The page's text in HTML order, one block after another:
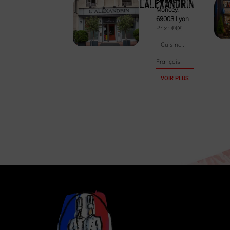
Moncey,
69003 Lyon
Prix :€€€
– Cuisine :
Français
VOIR PLUS